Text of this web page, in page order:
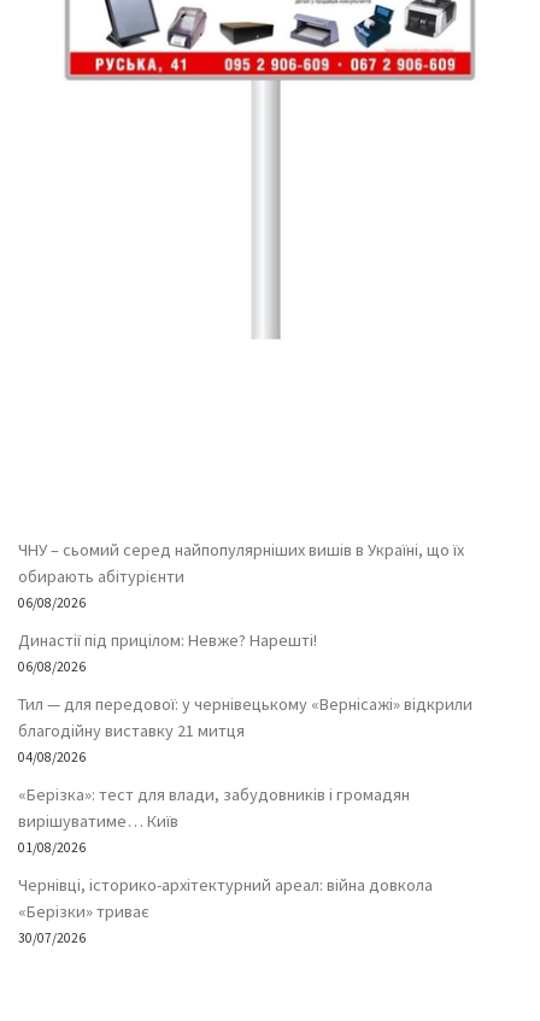
ЧНУ – сьомий серед найпопулярніших вишів в Україні, що їх
обирають абітурієнти
06/08/2026
Династії під прицілом: Невже? Нарешті!
06/08/2026
Тил — для передової: у чернівецькому «Вернісажі» відкрили
благодійну виставку 21 митця
04/08/2026
«Берізка»: тест для влади, забудовників і громадян
вирішуватиме… Київ
01/08/2026
Чернівці, історико-архітектурний ареал: війна довкола
«Берізки» триває
30/07/2026